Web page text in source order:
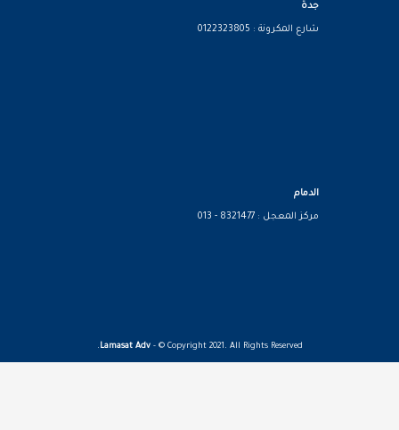
جدة
شارع المكرونة : 0122323805
الدمام
مركز المعجل : 8321477 - 013
Lamasat Adv- © Copyright 2021. All Rights Reserved.